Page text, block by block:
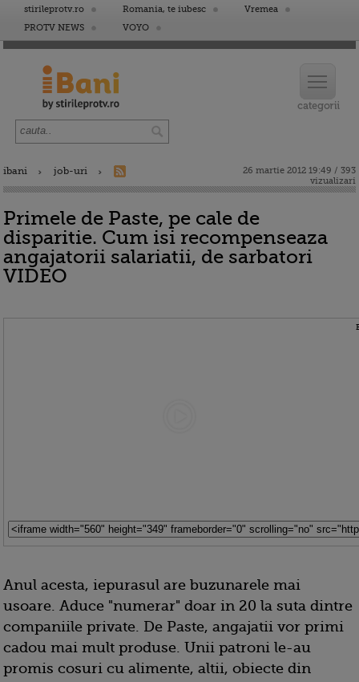
stirileprotv.ro Romania, te iubesc
Vremea
PROTV NEWS
VOYO
ibani job-uri
26 martie 2012 19:49 / 393
vizualizari
Primele de Paste, pe cale de
disparitie. Cum isi recompenseaza
angajatorii salariatii, de sarbatori
VIDEO
Anul acesta, iepurasul are buzunarele mai
usoare. Aduce "numerar" doar in 20 la suta dintre
companiile private. De Paste, angajatii vor primi
cadou mai mult produse. Unii patroni le-au
promis cosuri cu alimente, altii, obiecte din